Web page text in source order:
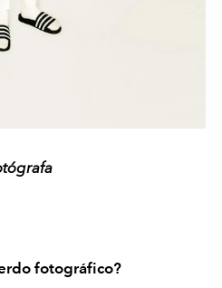
fotográfico?